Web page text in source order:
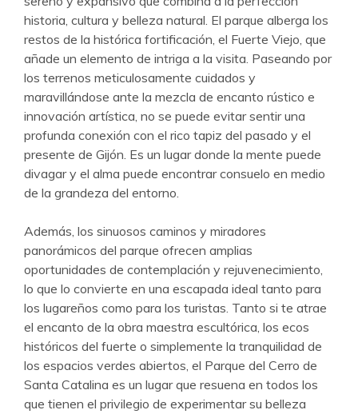
historia, cultura y belleza natural. El parque alberga los
restos de la histórica fortificación, el Fuerte Viejo, que
añade un elemento de intriga a la visita. Paseando por
los terrenos meticulosamente cuidados y
maravillándose ante la mezcla de encanto rústico e
innovación artística, no se puede evitar sentir una
profunda conexión con el rico tapiz del pasado y el
presente de Gijón. Es un lugar donde la mente puede
divagar y el alma puede encontrar consuelo en medio
de la grandeza del entorno.
Además, los sinuosos caminos y miradores
panorámicos del parque ofrecen amplias
oportunidades de contemplación y rejuvenecimiento,
lo que lo convierte en una escapada ideal tanto para
los lugareños como para los turistas. Tanto si te atrae
el encanto de la obra maestra escultórica, los ecos
históricos del fuerte o simplemente la tranquilidad de
los espacios verdes abiertos, el Parque del Cerro de
Santa Catalina es un lugar que resuena en todos los
que tienen el privilegio de experimentar su belleza